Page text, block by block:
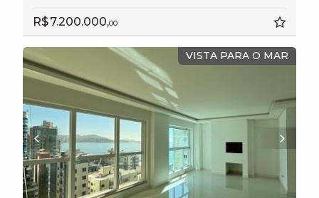
R$ 7.200.000,00
VISTA PARA O MAR